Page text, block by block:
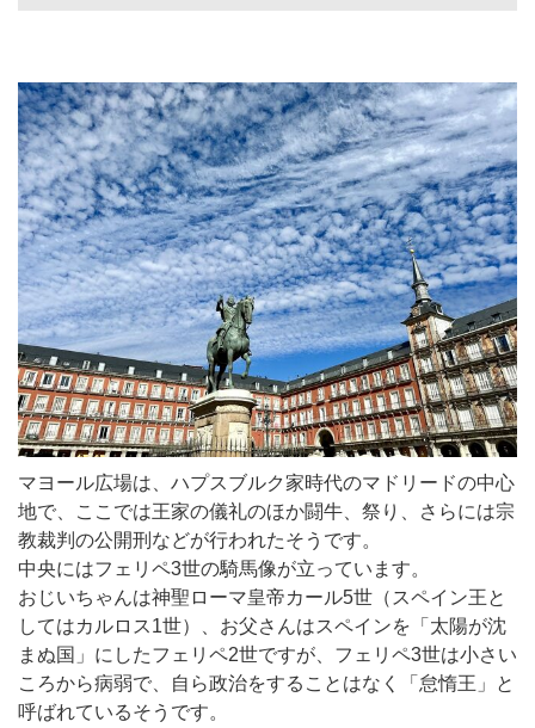
マヨール広場は、ハプスブルク家時代のマドリードの中心
地で、ここでは王家の儀礼のほか闘牛、祭り、さらには宗
教裁判の公開刑などが行われたそうです。
中央にはフェリペ3世の騎馬像が立っています。
おじいちゃんは神聖ローマ皇帝カール5世（スペイン王と
してはカルロス1世）、お父さんはスペインを「太陽が沈
まぬ国」にしたフェリペ2世ですが、フェリペ3世は小さい
ころから病弱で、自ら政治をすることはなく「怠惰王」と
呼ばれているそうです。